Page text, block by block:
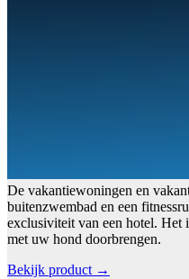
De vakantiewoningen en
buitenzwembad en een
exclusiviteit van een hotel. Het
met uw hond doorbrengen.
Bekijk product →